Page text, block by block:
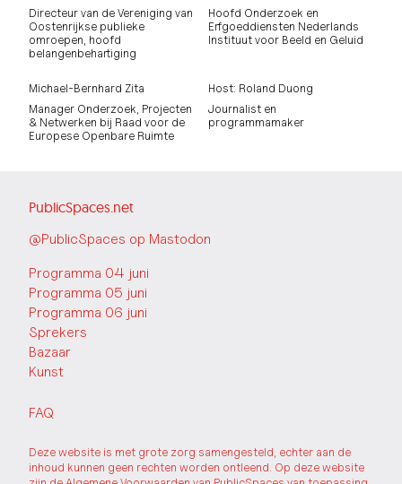
Directeur van de Vereniging van
Oostenrijkse publieke
omroepen, hoofd
belangenbehartiging
Hoofd Onderzoek en
Erfgoeddiensten Nederlands
Instituut voor Beeld en Geluid
Michael-Bernhard Zita
Manager Onderzoek, Projecten
& Netwerken bij Raad voor de
Europese Openbare Ruimte
Host: Roland Duong
Journalist en
programmamaker
PublicSpaces.net
@PublicSpaces op Mastodon
Programma 04 juni
Programma 05 juni
Programma 06 juni
Sprekers
Bazaar
Kunst
FAQ
Deze website is met grote zorg samengesteld, echter aan de
inhoud kunnen geen rechten worden ontleend. Op deze website